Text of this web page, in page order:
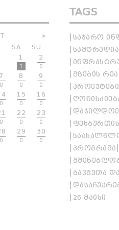
»
SA
SU
1
1
2
0
7
0
8
0
9
0
0
15
0
16
0
0
22
0
23
0
0
29
0
30
0
TAGS
ᲡᲐᲯᲐᲠᲝ
ᲡᲐᲛᲢᲠᲔᲓᲘᲐ
ᲒᲖᲔᲑᲘᲡ
ᲞᲠᲝᲔᲥᲢᲔᲑᲘ
ᲞᲠᲝᲒᲠᲐᲛᲐ
ᲑᲐᲕᲨᲕᲗᲐ
26 ᲛᲐᲘᲡᲘ